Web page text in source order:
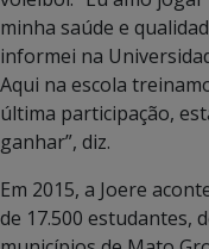
minha saúde e
informei na
Aqui na escola
última participação,
ganhar”, diz.
Em 2015, a Joere
de 17.500 estudantes,